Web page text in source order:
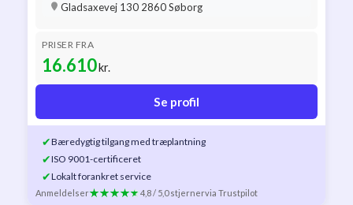
Gladsaxevej 130 2860 Søborg
PRISER FRA
16.610kr.
Se profil
✔Bæredygtig tilgang med træplantning
✔ISO 9001-certificeret
✔Lokalt forankret service
Anmeldelser 4,8 / 5,0 stjernervia Trustpilot